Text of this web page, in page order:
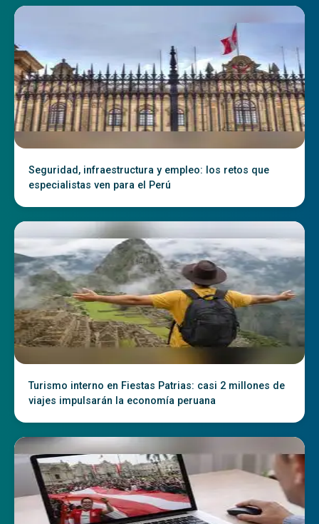
Seguridad, infraestructura y empleo: los retos que
especialistas ven para el Perú
Turismo interno en Fiestas Patrias: casi 2 millones de
viajes impulsarán la economía peruana